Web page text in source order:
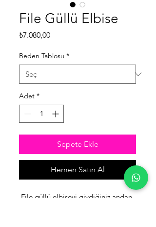
File Güllü Elbise
₺7.080,00Fiyat
Beden Tablosu *
Adet *
Sepete Ekle
Hemen Satın Al
File güllü elbiseyi giydiğiniz andan